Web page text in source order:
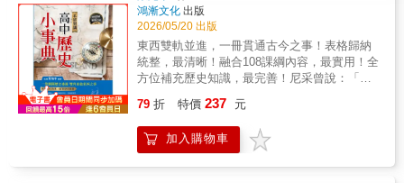
鴻漸文化 出版
2026/05/20 出版
東西雙軌並進，一冊貫通古今之事！表格歸納
統整，最清晰！融合108課綱內容，最實用！全
方位補充歷史知識，最完善！尼采曾說：「宇
腳步不斷變遷，命運的軌跡卻總是驚人的相
似。學歷史不只是為了考好成績，更是在與前
人進行跨時空的思辨——《名師開講高中歷史
79 折 特價 237 元
加入購物車